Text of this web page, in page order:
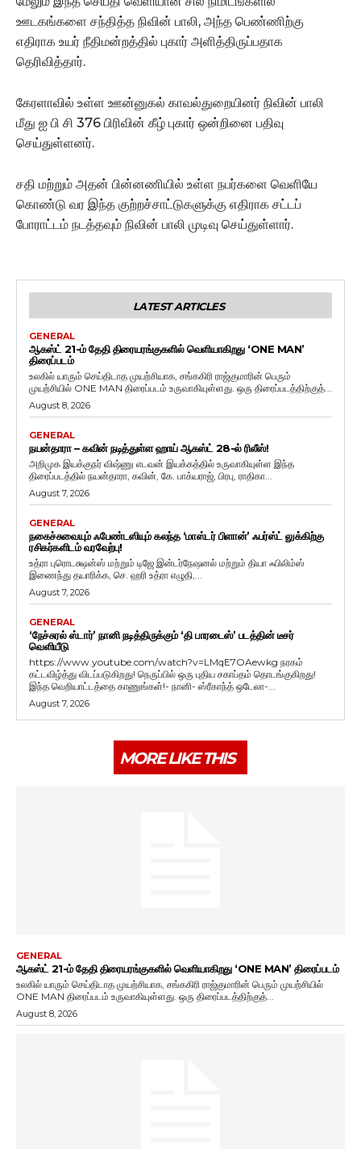
ஊடகங்களை சந்தித்த நிவின் பாலி, அந்த பெண்ணிற்கு
எதிராக உயர் நீதிமன்றத்தில் புகார் அளித்திருப்பதாக
தெரிவித்தார்.
கேரளாவில் உள்ள ஊன்னுகல் காவல்துறையினர் நிவின் பாலி
மீது ஐ பி சி 376 பிரிவின் கீழ் புகார் ஒன்றினை பதிவு
செய்துள்ளனர்.
சதி மற்றும் அதன் பின்னணியில் உள்ள நபர்களை வெளியே
கொண்டு வர இந்த குற்றச்சாட்டுகளுக்கு எதிராக சட்டப்
போராட்டம் நடத்தவும் நிவின் பாலி முடிவு செய்துள்ளார்.
LATEST ARTICLES
GENERAL
ஆகஸ்ட் 21-ம் தேதி திரையரங்குகளில் வெளியாகிறது ‘ONE MAN’
திரைப்படம்
உலகில் யாரும் செய்திடாத முயற்சியாக, சங்ககிரி ராஜ்குமாரின் பெரும்
முயற்சியில் ONE MAN திரைப்படம் உருவாகியுள்ளது. ஒரு திரைப்படத்திற்குத்...
August 8, 2026
GENERAL
நயன்தாரா – கவின் நடித்துள்ள ஹாய் ஆகஸ்ட் 28-ல் ரிலீஸ்!
அறிமுக இயக்குநர் விஷ்ணு எடவன் இயக்கத்தில் உருவாகியுள்ள இந்த
திரைப்படத்தில் நயன்தாரா, கவின், கே. பாக்யராஜ், பிரபு, ராதிகா...
August 7, 2026
GENERAL
நகைச்சுவையும் ஃபேண்டஸியும் கலந்த ‘மாஸ்டர் பிளான்’ ஃபர்ஸ்ட் லுக்கிற்கு
ரசிகர்களிடம் வரவேற்பு!
உத்ரா புரொடக்ஷன்ஸ் மற்றும் டிஜே இன்டர்நேஷனல் மற்றும் தியா ஃபிலிம்ஸ்
இணைந்து தயாரிக்க, செ. ஹரி உத்ரா எழுதி,...
August 7, 2026
GENERAL
‘நேச்சுரல் ஸ்டார்’ நானி நடித்திருக்கும் ‘தி பாரடைஸ்’ படத்தின் டீசர்
வெளியீடு
https://www.youtube.com/watch?v=LMqE7OAewkg நரகம்
கட்டவிழ்த்து விடப்படுகிறது! நெருப்பில் ஒரு புதிய சகாப்தம் தொடங்குகிறது!
இந்த வெறியாட்டத்தை காணுங்கள்!- நானி- ஸ்ரீகாந்த் ஒடேலா-...
August 7, 2026
MORE LIKE THIS
GENERAL
ஆகஸ்ட் 21-ம் தேதி திரையரங்குகளில் வெளியாகிறது ‘ONE MAN’ திரைப்படம்
உலகில் யாரும் செய்திடாத முயற்சியாக, சங்ககிரி ராஜ்குமாரின் பெரும் முயற்சியில்
ONE MAN திரைப்படம் உருவாகியுள்ளது. ஒரு திரைப்படத்திற்குத்...
August 8, 2026